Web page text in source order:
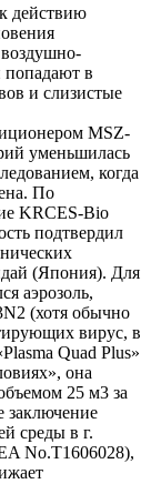
действию
воздушно-
в
и слизистые
MSZ-
уменьшилась
когда
По
KRCES-Bio
подтвердил
(Япония). Для
аэрозоль,
(хотя обычно
вирус, в
Quad Plus»
она
25 м3 за
заключение
среды в г.
No.T1606028),